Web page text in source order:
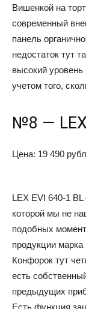
Вишенкой на
современный
панель
недостаток тут
высокий
учетом того,
№8 — LEX
Цена: 19 490
LEX EVI 640-1
которой мы не
подобных
продукции марка
Конфорок тут
есть
предыдущих
Есть функция